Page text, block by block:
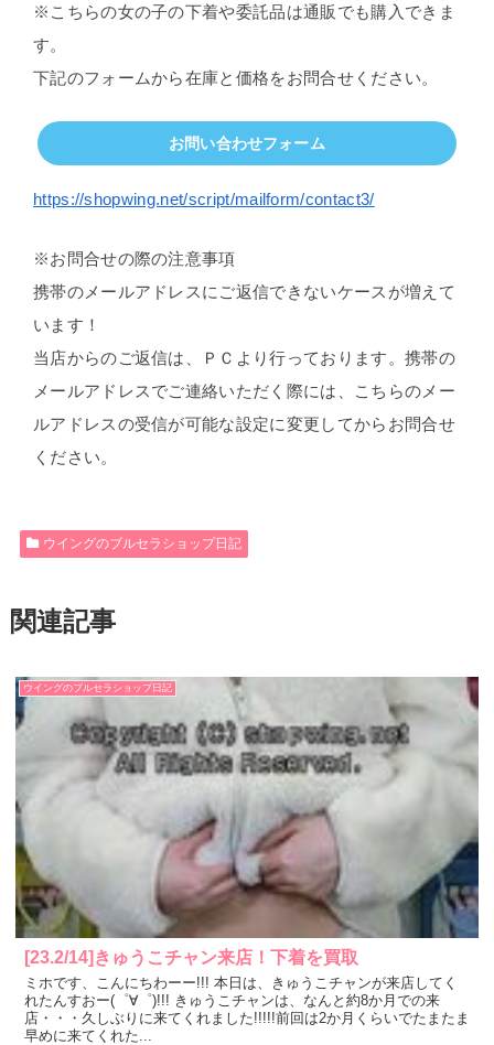
※こちらの女の子の下着や委託品は通販でも購入できま
す。
下記のフォームから在庫と価格をお問合せください。
お問い合わせフォーム
https://shopwing.net/script/mailform/contact3/
※お問合せの際の注意事項
携帯のメールアドレスにご返信できないケースが増えて
います！
当店からのご返信は、ＰＣより行っております。携帯の
メールアドレスでご連絡いただく際には、こちらのメー
ルアドレスの受信が可能な設定に変更してからお問合せ
ください。
ウイングのブルセラショップ日記
関連記事
ウイングのブルセラショップ日記
[23.2/14]きゅうこチャン来店！下着を買取
ミホです、こんにちわーー!!! 本日は、きゅうこチャンが来店してく
れたんすおー(゜∀゜)!!! きゅうこチャンは、なんと約8か月での来
店・・・久しぶりに来てくれました!!!!!前回は2か月くらいでたまたま
早めに来てくれた...